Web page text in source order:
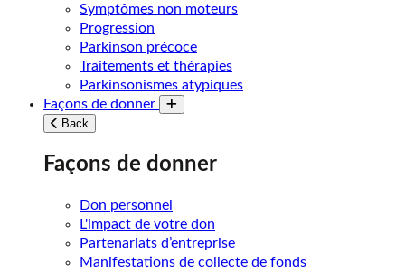
Symptômes non moteurs
Progression
Parkinson précoce
Traitements et thérapies
Parkinsonismes atypiques
Façons de donner
Toggle submenu
Back
Façons de donner
Don personnel
L'impact de votre don
Partenariats d’entreprise
Manifestations de collecte de fonds